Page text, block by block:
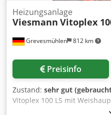
Grevesmühlen 812 km
Heizungsanlage
Viesmann Vitoplex
Preisinfo
Zustand: sehr gut
Vitoplex 100 LS mit